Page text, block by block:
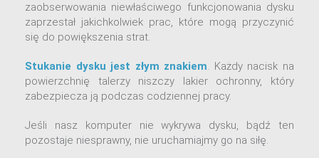
Sprawdź
zaobserwowania niewłaściwego funkcjonowania dysku
zaprzestał jakichkolwiek prac, które mogą przyczynić
się do powiększenia strat.
Stukanie dysku jest złym znakiem. Każdy nacisk na
powierzchnię talerzy niszczy lakier ochronny, który
zabezpiecza ją podczas codziennej pracy.
Jeśli nasz komputer nie wykrywa dysku, bądź ten
pozostaje niesprawny, nie uruchamiajmy go na siłę.